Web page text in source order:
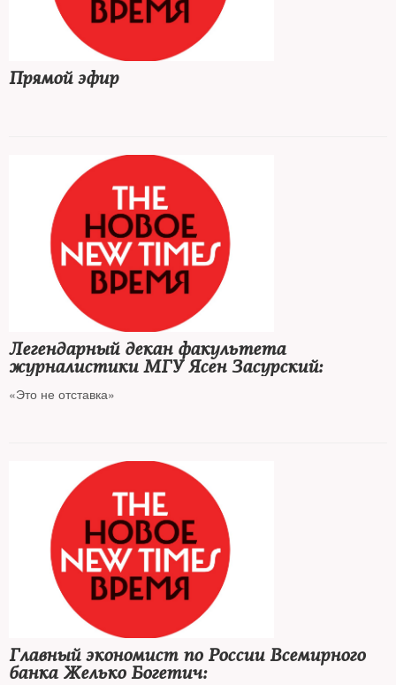
Прямой эфир
Легендарный декан факультета
журналистики МГУ Ясен Засурский:
«Это не отставка»
Главный экономист по России Всемирного
банка Желько Богетич: